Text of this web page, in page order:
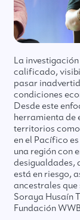
La
calificado,
pasar
condiciones
Desde este
herramienta de
territorios
en el Pacífico
una región con
desigualdades,
está en riesgo,
ancestrales
Soraya Husaín
Fundación